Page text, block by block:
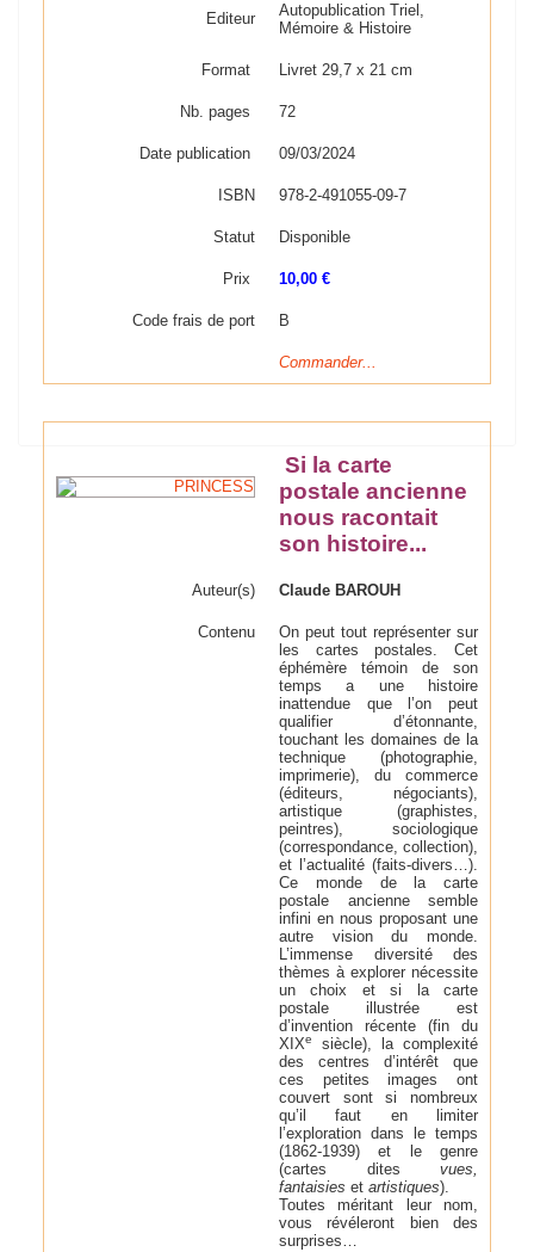
Editeur
Autopublication Triel,
Mémoire & Histoire
Format Livret 29,7 x 21 cm
Nb. pages 72
Date publication 09/03/2024
ISBN 978-2-491055-09-7
Statut Disponible
Prix 10,00 €
Code frais de port B
Commander...
Si la carte
postale ancienne
nous racontait
son histoire...
Auteur(s) Claude BAROUH
Contenu
On peut tout représenter sur
les cartes postales. Cet
éphémère témoin de son
temps a une histoire
inattendue que l’on peut
qualifier d’étonnante,
touchant les domaines de la
technique (photographie,
imprimerie), du commerce
(éditeurs, négociants),
artistique (graphistes,
peintres), sociologique
(correspondance, collection),
et l’actualité (faits-divers…).
Ce monde de la carte
postale ancienne semble
infini en nous proposant une
autre vision du monde.
L’immense diversité des
thèmes à explorer nécessite
un choix et si la carte
postale illustrée est
d’invention récente (fin du
XIXe
siècle), la complexité
des centres d’intérêt que
ces petites images ont
couvert sont si nombreux
qu’il faut en limiter
l’exploration dans le temps
(1862-1939) et le genre
(cartes dites vues,
fantaisies et artistiques).
Toutes méritant leur nom,
vous révéleront bien des
surprises…